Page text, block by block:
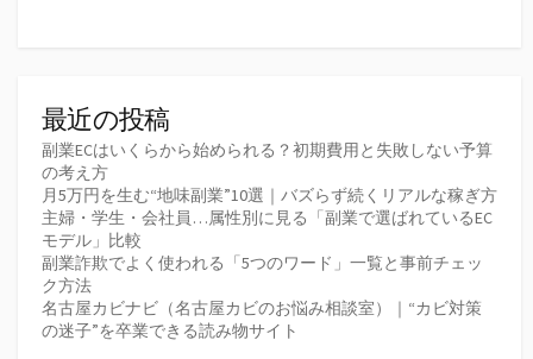
最近の投稿
副業ECはいくらから始められる？初期費用と失敗しない予算
の考え方
月5万円を生む“地味副業”10選｜バズらず続くリアルな稼ぎ方
主婦・学生・会社員…属性別に見る「副業で選ばれているEC
モデル」比較
副業詐欺でよく使われる「5つのワード」一覧と事前チェッ
ク方法
名古屋カビナビ（名古屋カビのお悩み相談室）｜“カビ対策
の迷子”を卒業できる読み物サイト